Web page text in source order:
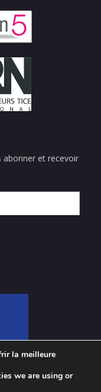
abonner et recevoir
la meilleure
we are using or